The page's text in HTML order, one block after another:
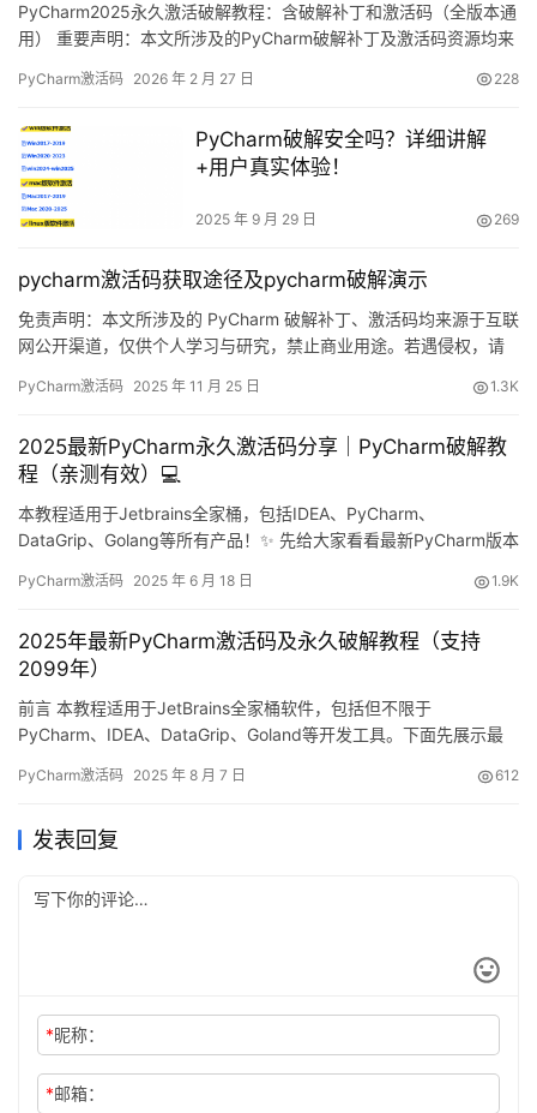
PyCharm2025永久激活破解教程：含破解补丁和激活码（全版本通
用） 重要声明：本文所涉及的PyCharm破解补丁及激活码资源均来
及侵权内容，请联系作者删除。条件允许的情况下，强烈建议购买
业Python集成开发环境，凭借其强…
PyCharm激活码 2026 年 2 月 27 日 228
PyCharm破解安全吗？详细讲解
+用户真实体验！
2025 年 9 月 29 日 269
pycharm激活码获取途径及pycharm破解演示
免责声明：本文所涉及的 PyCharm 破解补丁、激活码均来源于互联
网公开渠道，仅供个人学习与研究，禁止商业用途。若遇侵权，请
出品的一款跨平台 Python IDE，覆盖 Windows、macOS 与
全部…
PyCharm激活码 2025 年 11 月 25 日 1.3K
2025最新PyCharm永久激活码分享｜PyCharm破解教
程（亲测有效）💻
本教程适用于Jetbrains全家桶，包括IDEA、PyCharm、
DataGrip、Golang等所有产品！✨ 先给大家看看最新PyCharm版本
将用详细的图文教程，手把手教你如何激活PyCharm到2099年。这
用户 无…
PyCharm激活码 2025 年 6 月 18 日 1.9K
2025年最新PyCharm激活码及永久破解教程（支持
2099年）
前言 本教程适用于JetBrains全家桶软件，包括但不限于
PyCharm、IDEA、DataGrip、Goland等开发工具。下面先展示最
绍如何通过简单几步实现PyCharm永久激活。这个方法不仅适用于
还是Linux系统，都…
PyCharm激活码 2025 年 8 月 7 日 612
发表回复
*昵称：
*邮箱：